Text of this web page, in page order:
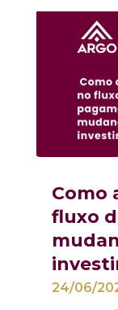
Como
fluxo
24/06/